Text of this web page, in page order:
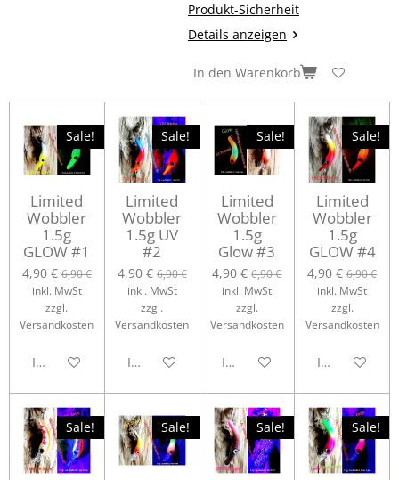
Produkt-Sicherheit
Details anzeigen
In den Warenkorb
Sale!
Limited
Wobbler
1.5g
GLOW #1
4,90 € 6,90 €
inkl. MwSt
zzgl.
Versandkosten
In den Warenkorb
Sale!
Limited
Wobbler
1.5g UV
#2
4,90 € 6,90 €
inkl. MwSt
zzgl.
Versandkosten
In den Warenkorb
Sale!
Limited
Wobbler
1.5g
Glow #3
4,90 € 6,90 €
inkl. MwSt
zzgl.
Versandkosten
In den Warenkorb
Sale!
Limited
Wobbler
1.5g
GLOW #4
4,90 € 6,90 €
inkl. MwSt
zzgl.
Versandkosten
In den
Sale! Sale! Sale! Sale!